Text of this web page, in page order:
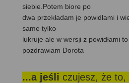
siebie.Potem biore po
dwa przekładam je powidłami i
same tylko
lukruje ale w wersji z powidłami
pozdrawiam Dorota
...a jeśli czujesz, że